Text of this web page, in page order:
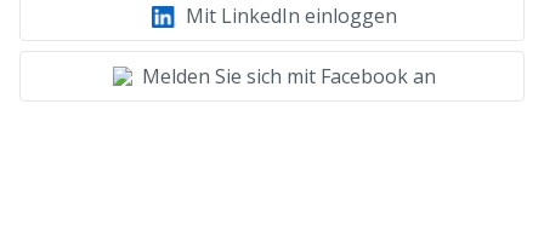
Mit LinkedIn einloggen
Melden Sie sich mit Facebook an